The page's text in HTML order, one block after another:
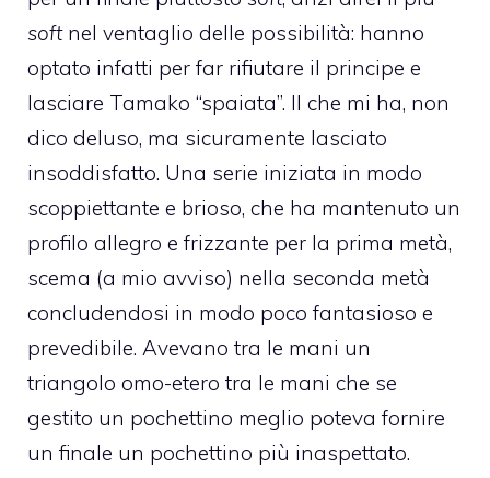
softnel ventaglio delle possibilità: hanno
optato infatti per far rifiutare il principe e
lasciare Tamako “spaiata”. Il che mi ha, non
dico deluso, ma sicuramente lasciato
insoddisfatto. Una serie iniziata in modo
scoppiettante e brioso, che ha mantenuto un
profilo allegro e frizzante per la prima metà,
scema (a mio avviso) nella seconda metà
concludendosi in modo poco fantasioso e
prevedibile. Avevano tra le mani un
triangolo omo-etero tra le mani che se
gestito un pochettino meglio poteva fornire
un finale un pochettino più inaspettato.